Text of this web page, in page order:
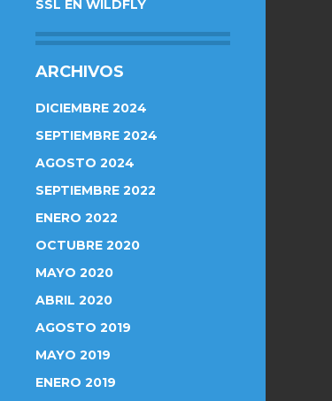
SSL EN WILDFLY
ARCHIVOS
DICIEMBRE 2024
SEPTIEMBRE 2024
AGOSTO 2024
SEPTIEMBRE 2022
ENERO 2022
OCTUBRE 2020
MAYO 2020
ABRIL 2020
AGOSTO 2019
MAYO 2019
ENERO 2019